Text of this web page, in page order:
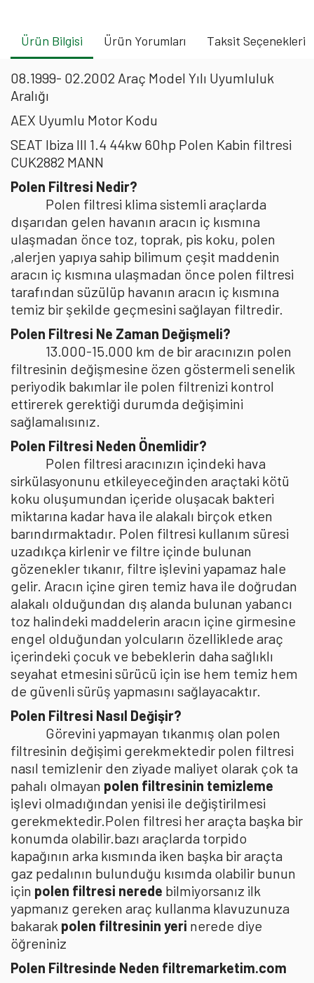
Ürün Bilgisi Ürün Yorumları Taksit Seçenekleri
08.1999- 02.2002 Araç Model Yılı Uyumluluk
Aralığı
AEX Uyumlu Motor Kodu
SEAT Ibiza III 1.4 44kw 60hp Polen Kabin filtresi
CUK2882 MANN
Polen Filtresi Nedir?
Polen filtresi klima sistemli araçlarda
dışarıdan gelen havanın aracın iç kısmına
ulaşmadan önce toz, toprak, pis koku, polen
,alerjen yapıya sahip bilimum çeşit maddenin
aracın iç kısmına ulaşmadan önce polen filtresi
tarafından süzülüp havanın aracın iç kısmına
temiz bir şekilde geçmesini sağlayan filtredir.
Polen Filtresi Ne Zaman Değişmeli?
13.000-15.000 km de bir aracınızın polen
filtresinin değişmesine özen göstermeli senelik
periyodik bakımlar ile polen filtrenizi kontrol
ettirerek gerektiği durumda değişimini
sağlamalısınız.
Polen Filtresi Neden Önemlidir?
Polen filtresi aracınızın içindeki hava
sirkülasyonunu etkileyeceğinden araçtaki kötü
koku oluşumundan içeride oluşacak bakteri
miktarına kadar hava ile alakalı birçok etken
barındırmaktadır. Polen filtresi kullanım süresi
uzadıkça kirlenir ve filtre içinde bulunan
gözenekler tıkanır, filtre işlevini yapamaz hale
gelir. Aracın içine giren temiz hava ile doğrudan
alakalı olduğundan dış alanda bulunan yabancı
toz halindeki maddelerin aracın içine girmesine
engel olduğundan yolcuların özelliklede araç
içerindeki çocuk ve bebeklerin daha sağlıklı
seyahat etmesini sürücü için ise hem temiz hem
de güvenli sürüş yapmasını sağlayacaktır.
Polen Filtresi Nasıl Değişir?
Görevini yapmayan tıkanmış olan polen
filtresinin değişimi gerekmektedir polen filtresi
nasıl temizlenir den ziyade maliyet olarak çok ta
pahalı olmayan polen filtresinin temizleme
işlevi olmadığından yenisi ile değiştirilmesi
gerekmektedir.Polen filtresi her araçta başka bir
konumda olabilir.bazı araçlarda torpido
kapağının arka kısmında iken başka bir araçta
gaz pedalının bulunduğu kısımda olabilir bunun
için polen filtresi nerede bilmiyorsanız ilk
yapmanız gereken araç kullanma klavuzunuza
bakarak polen filtresinin yeri nerede diye
öğreniniz
Polen Filtresinde Neden filtremarketim.com